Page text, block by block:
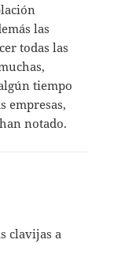
las
todas las
tiempo
empresas,
notado.
clavijas a